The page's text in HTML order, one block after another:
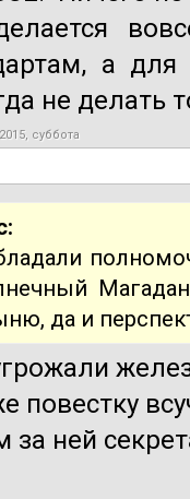
а
не делать
суббота
да и
повестку
за ней